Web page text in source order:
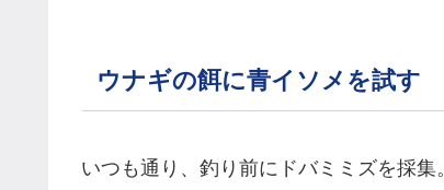
ウナギの餌に青イソメを試す
いつも通り、釣り前にドバミミズを採集。